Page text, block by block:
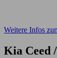
Weitere Infos
Kia Ceed